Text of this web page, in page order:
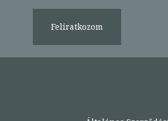
Feliratkozom